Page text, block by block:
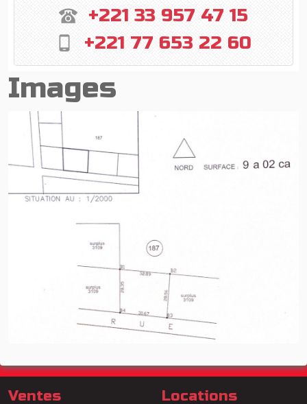
+221 33 957 47 15
+221 77 653 22 60
Images
Ventes Locations